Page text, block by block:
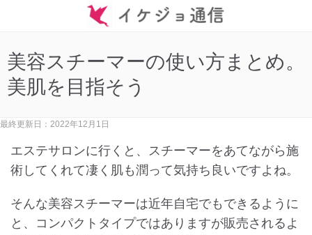
美容スチーマーの使い方まとめ。
美肌を目指そう
最終更新日：2022年12月1日
エステサロンに行くと、スチーマーをあてながら施
術してくれて凄く肌も潤って気持ち良いですよね。
そんな美容スチーマーは近年自宅でもできるように
と、コンパクトタイプではありますが販売されるよ